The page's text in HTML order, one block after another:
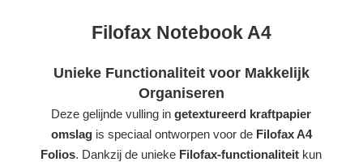
Filofax Notebook A4
Unieke Functionaliteit voor Makkelijk
Organiseren
Deze gelijnde vulling ingetextureerd kraftpapier
omslag is speciaal ontworpen voor de Filofax A4
Folios. Dankzij de unieke Filofax-functionaliteit kun